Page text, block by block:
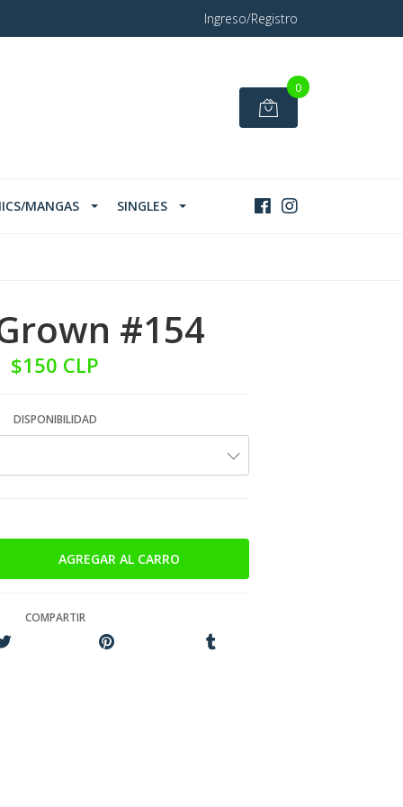
Ingreso/Registro
0
MANGAS SINGLES
#154
$150 CLP
DISPONIBILIDAD
COMPARTIR